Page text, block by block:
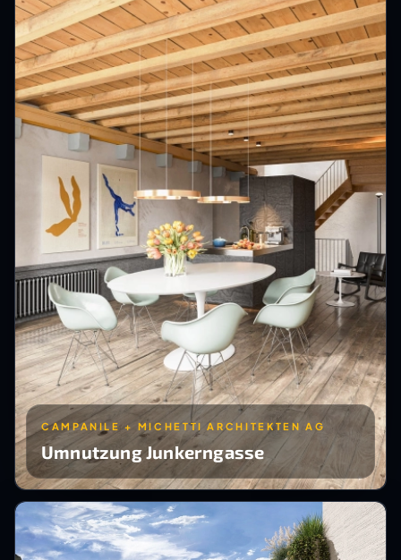
CAMPANILE + MICHETTI ARCHITEKTEN AG
Umnutzung Junkerngasse